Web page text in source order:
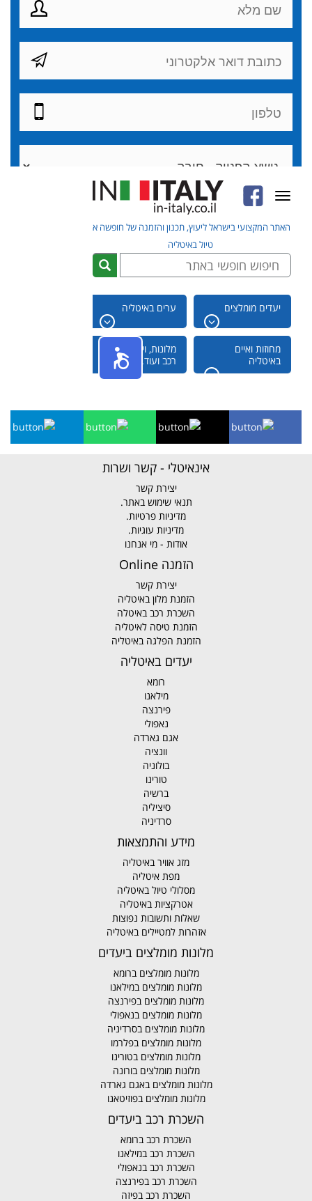
אינאיטלי - קשר ושרות
יצירת קשר
תנאי שימוש באתר.
מדיניות פרטיות.
מדיניות עוגיות.
אודות - מי אנחנו
הזמנה Online
יצירת קשר
הזמנת מלון באיטליה
השכרת רכב באיטלה
הזמנת טיסה לאיטליה
הזמנת הפלגה באיטליה
יעדים באיטליה
רומא
מילאנו
פירנצה
נאפולי
אגם גארדה
וונציה
בולוניה
טורינו
ברשיה
סיציליה
סרדיניה
מידע והתמצאות
מזג אוויר באיטליה
מפת איטליה
מסלולי טיול באיטליה
אטרקציות באיטליה
שאלות ותשובות נפוצות
אזהרות למטיילים באיטליה
מלונות מומלצים ביעדים
מלונות מומלצים ברומא
מלונות מומלצים במילאנו
מלונות מומלצים בפירנצה
מלונות מומלצים בנאפולי
מלונות מומלצים בסרדיניה
מלונות מומלצים בפלרמו
מלונות מומלצים בטורינו
מלונות מומלצים בורונה
מלונות מומלצים באגם גארדה
מלונות מומלצים בפוזיטאנו
השכרת רכב ביעדים
השכרת רכב ברומא
השכרת רכב במילאנו
השכרת רכב בנאפולי
השכרת רכב בפירנצה
השכרת רכב בפיזה